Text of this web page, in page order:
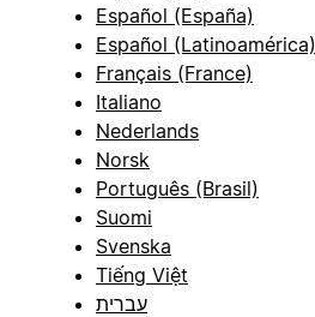
Español (España)
Español (Latinoamérica)
Français (France)
Italiano
Nederlands
Norsk
Português (Brasil)
Suomi
Svenska
Tiếng Việt
עברית